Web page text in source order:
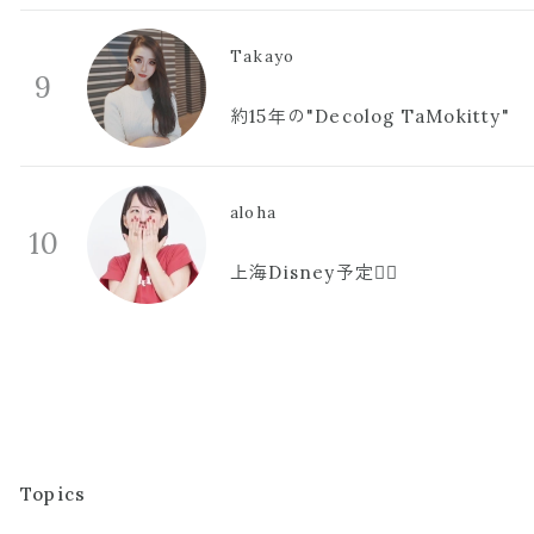
9
Takayo
約15年の"Decolog TaMokitty"
10
aloha
上海Disney予定🫪🩷
Topics